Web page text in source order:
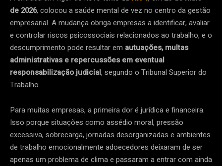
de 2026, colocou a saúde mental de vez no centro da gestão
empresarial. A mudança obriga empresas a identificar, avaliar
e controlar riscos psicossociais relacionados ao trabalho, e o
descumprimento pode resultar em autuações, multas
administrativas e repercussões em eventual
responsabilização judicial, segundo o Tribunal Superior do
Trabalho.
Para muitas empresas, a primeira dor é jurídica e financeira.
Isso porque situações como assédio moral, pressão
excessiva, sobrecarga, jornadas desorganizadas e ambientes
de trabalho emocionalmente adoecedores deixaram de ser
apenas um problema de clima e passaram a entrar com ainda